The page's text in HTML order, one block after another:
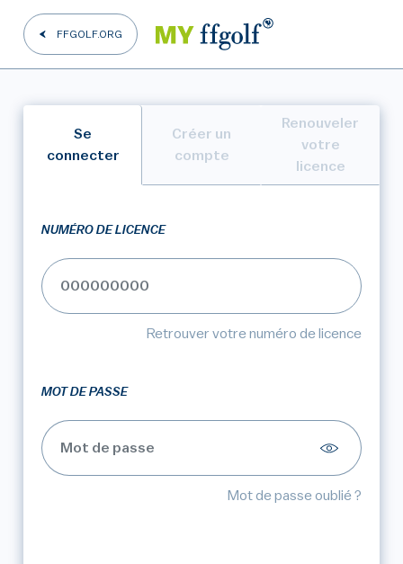
FFGOLF.ORG
Se
connecter
Créer un
compte
Renouveler
votre
licence
NUMÉRO DE LICENCE
Retrouver votre numéro de licence
MOT DE PASSE
Mot de passe oublié ?